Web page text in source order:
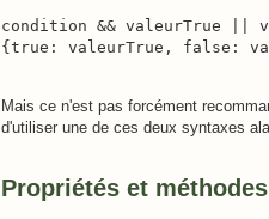
condition && valeurTrue ||
{true: valeurTrue, false:
Mais ce n'est pas forcément
d'utiliser une de ces deux syntaxes
Propriétés et méthodes